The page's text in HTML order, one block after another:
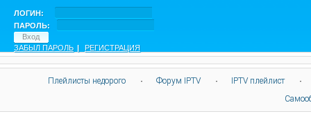
ЛОГИН:
ПАРОЛЬ:
ЗАБЫЛ ПАРОЛЬ | РЕГИСТРАЦИЯ
Плейлисты недорого · Форум IPTV · IPTV плейлист
·